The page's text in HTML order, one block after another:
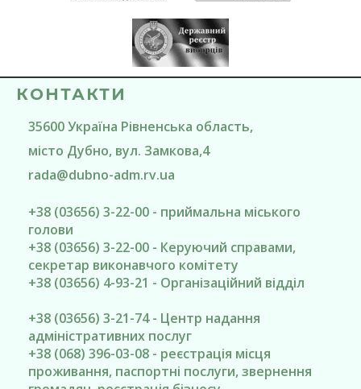
КОНТАКТИ
35600Україна Рівненська область,
місто Дубно, вул. Замкова,4
rada@dubno-adm.rv.ua
+38 (03656) 3-22-00 - приймальна міського
голови
+38 (03656) 3-22-00 - Керуючий справами,
секретар виконавчого комітету
+38 (03656) 4-93-21 - Організаційний відділ
+38 (03656) 3-21-74 - Центр надання
адміністративних послуг
+38 (068) 396-03-08 - реєстрація місця
проживання, паспортні послуги, звернення